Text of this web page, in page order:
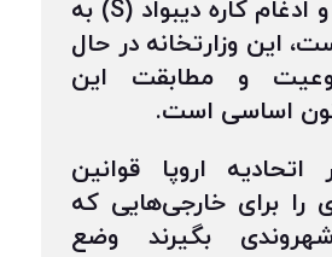
وزیر مهاجرت و ادغام کاره دیبواد (S) به
این وزارتخانه در حال
و مطابقت این
اساسی است.
اروپا قوانین
را برای خارجی‌هایی که
بگیرند وضع